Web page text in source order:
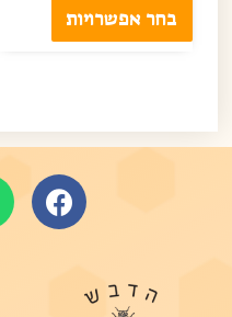
בחר אפשרויות